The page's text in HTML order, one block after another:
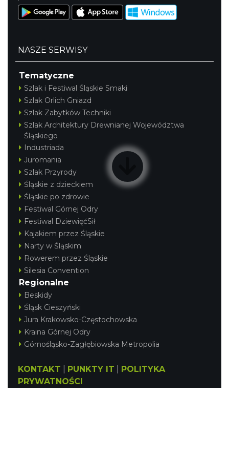
NASZE SERWISY
Tematyczne
Szlak i Festiwal Śląskie Smaki
Szlak Orlich Gniazd
Szlak Zabytków Techniki
Szlak Architektury Drewnianej Województwa
Śląskiego
Industriada
Juromania
Szlak Przyrody
Śląskie z dzieckiem
Śląskie po zdrowie
Festiwal Górnej Odry
Festiwal DziewięćSił
Kajakiem przez Śląskie
Narty w Śląskim
Rowerem przez Śląskie
Silesia Convention
Regionalne
Beskidy
Śląsk Cieszyński
Jura Krakowsko-Częstochowska
Kraina Górnej Odry
Górnośląsko-Zagłębiowska Metropolia
KONTAKT PUNKTY IT
POLITYKA
PRYWATNOŚCI